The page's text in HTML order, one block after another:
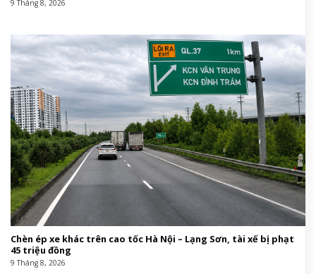
9 Tháng 8, 2026
Chèn ép xe khác trên cao tốc Hà Nội – Lạng Sơn, tài xế bị phạt
45 triệu đồng
9 Tháng 8, 2026